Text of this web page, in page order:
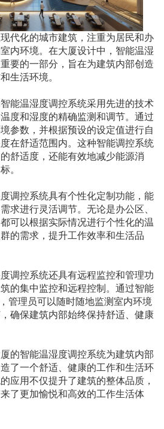
代化的城市建筑，注重为居民和办
内环境。在大厦设计中，智能温湿
要的一部分，旨在为建筑内部创造
生活环境。
能温湿度调控系统采用先进的技术
度和湿度的精确监测和调节。通过
参数，并根据预设的设定值进行自
在舒适范围内。这种智能调控系统
舒适度，还能有效地减少能源消
。
调控系统具有个性化定制功能，能
求进行灵活调节。无论是办公区、
可以根据实际情况进行个性化的温
的需求，提升工作效率和生活品
调控系统还具有远程监控和管理功
的集中监控和远程控制。通过智能
管理员可以随时随地监测室内环境
确保建筑内部始终保持舒适、健康
的智能温湿度调控系统为建筑内部
了一个舒适、健康的工作和生活环
应用不仅提升了建筑的整体品质，
了更加愉悦和高效的工作生活体